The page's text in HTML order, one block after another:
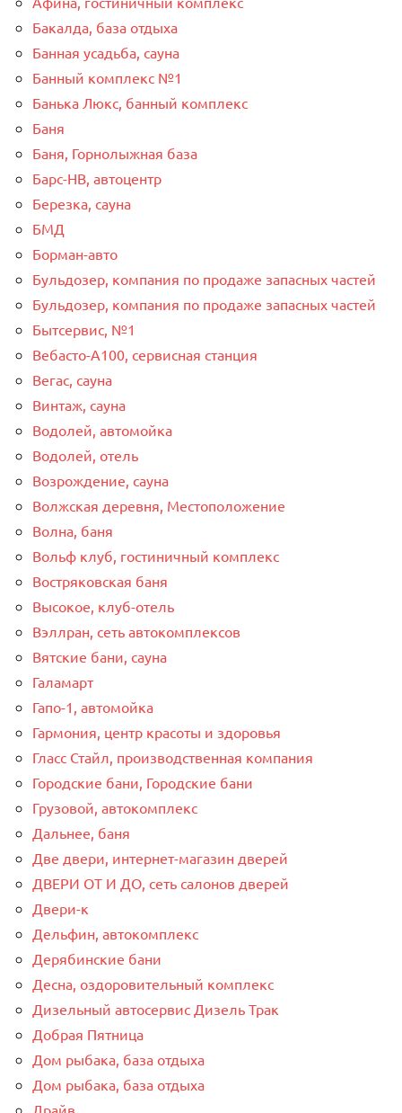
Бакалда, база отдыха
Банная усадьба, сауна
Банный комплекс №1
Банька Люкс, банный комплекс
Баня
Баня, Горнолыжная база
Барс-НВ, автоцентр
Березка, сауна
БМД
Борман-авто
Бульдозер, компания по продаже запасных частей
Бульдозер, компания по продаже запасных частей
Бытсервис, №1
Вебасто-А100, сервисная станция
Вегас, сауна
Винтаж, сауна
Водолей, автомойка
Водолей, отель
Возрождение, сауна
Волжская деревня, Местоположение
Волна, баня
Вольф клуб, гостиничный комплекс
Востряковская баня
Высокое, клуб-отель
Вэллран, сеть автокомплексов
Вятские бани, сауна
Галамарт
Гапо-1, автомойка
Гармония, центр красоты и здоровья
Гласс Стайл, производственная компания
Городские бани, Городские бани
Грузовой, автокомплекс
Дальнее, баня
Две двери, интернет-магазин дверей
ДВЕРИ ОТ И ДО, сеть салонов дверей
Двери-к
Дельфин, автокомплекс
Дерябинские бани
Десна, оздоровительный комплекс
Дизельный автосервис Дизель Трак
Добрая Пятница
Дом рыбака, база отдыха
Дом рыбака, база отдыха
Драйв